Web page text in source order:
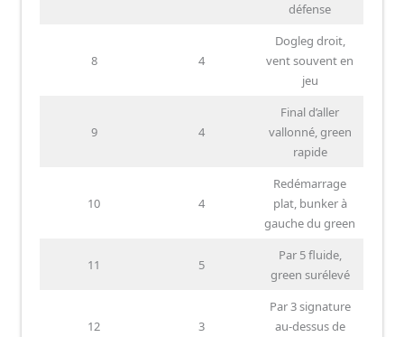
défense
8 4
Dogleg droit,
vent souvent en
jeu
9 4
Final d’aller
vallonné, green
rapide
10 4
Redémarrage
plat, bunker à
gauche du green
11 5
Par 5 fluide,
green surélevé
12 3
Par 3 signature
au-dessus de